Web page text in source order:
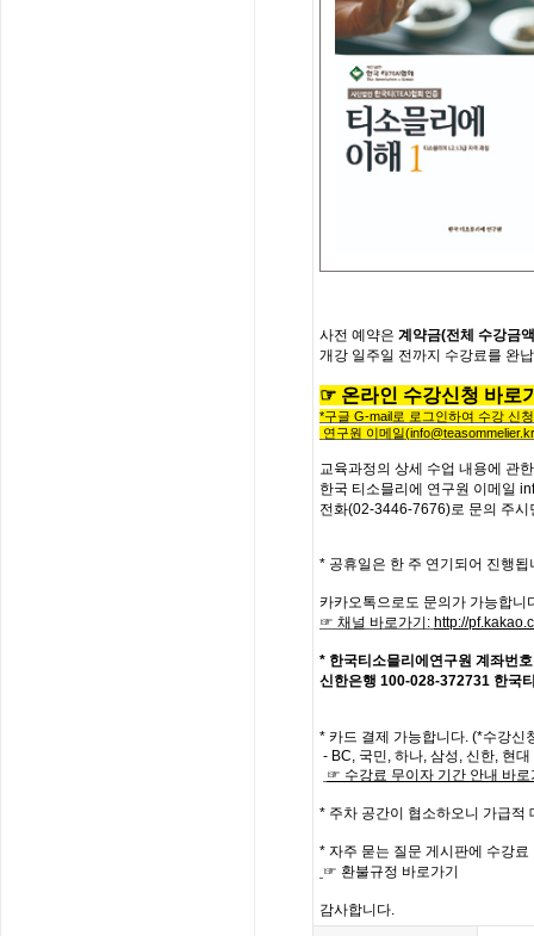
사전 예약은 계약금(전체 수강금
개강 일주일 전까지 수강료를 완
☞ 온라인 수강신청 바로
*구글 G-mail로 로그인하여 수강 신
연구원 이메일
교육과정의 상세 수업 내용에 관한
한국 티소믈리에 연구원 이메일
전화(02-3446-7676)로 문의 주시
* 공휴일은 한 주 연기되어 진행됩
카카오톡으로도 문의가 가능합니
☞ 채널 바로가기 : http://
* 한국티소믈리에연구원 계좌번호
신한은행 100-028-372731 한국
* 카드 결제 가능합니다. (*수강신
- BC, 국민, 하나, 삼성, 신한, 현
☞ 수강료 무이자 기간 안내 바로
* 주차 공간이 협소하오니 가급적
* 자주 묻는 질문 게시판에 수강료
☞ 환불규정 바로가기
감사합니다.